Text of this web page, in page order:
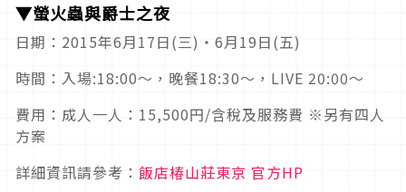
▼螢火蟲與爵士之夜
日期：2015年6月17日(三)‧6月19日(五)
時間：入場:18:00～，晚餐18:30～，LIVE 20:00～
費用：成人一人：15,500円/含稅及服務費 ※另有四人
方案
詳細資訊請參考： 飯店椿山莊東京 官方HP